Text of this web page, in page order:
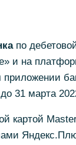
по
и на
31 марта
картой